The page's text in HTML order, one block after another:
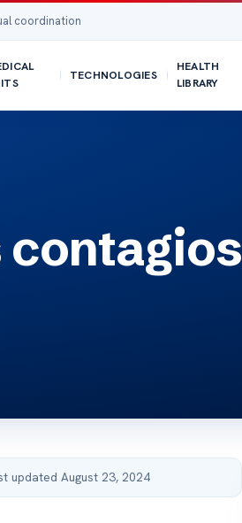
coordination
TECHNOLOGIES
HEALTH
LIBRARY
updated August 23, 2024